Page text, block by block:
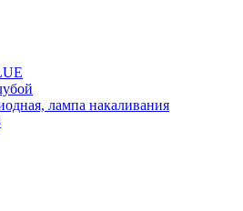
лампа накаливания